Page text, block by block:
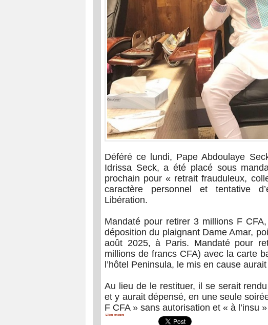
Déféré ce lundi, Pape Abdoulaye
Idrissa Seck, a été placé sous
prochain pour « retrait frauduleux,
caractère personnel et tentative
Libération.
Mandaté pour retirer 3 millions F
déposition du plaignant Dame Amar,
août 2025, à Paris. Mandaté pour
millions de francs CFA) avec la carte
l’hôtel Peninsula, le mis en cause
Au lieu de le restituer, il se serait
et y aurait dépensé, en une seule
F CFA » sans autorisation et « à l’insu
Lisez encore